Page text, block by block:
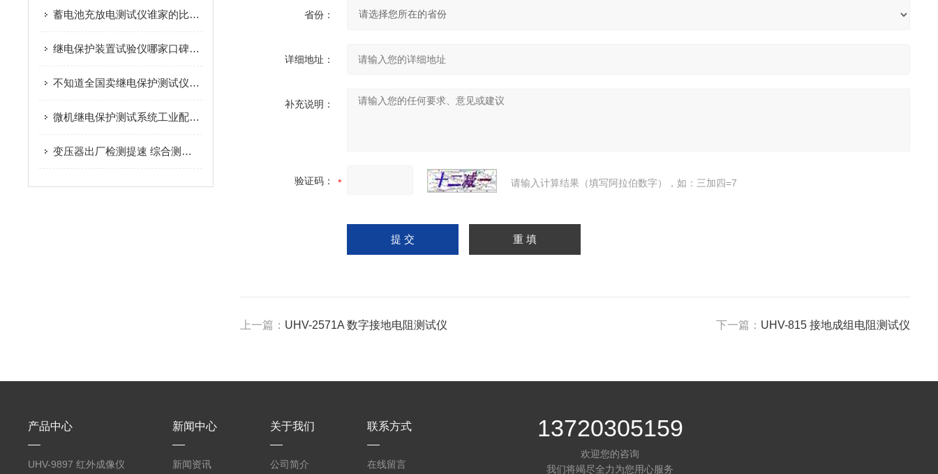
蓄电池充放电测试仪谁家的比较好：蓄电池充放电测试仪的品牌价值演进
继电保护装置试验仪哪家口碑好？化工企业选武汉特高压电力
不知道全国卖继电保护测试仪的厂家排名？看看这篇就明白了！
微机继电保护测试系统工业配电应用规范，选型与现场校准详解
变压器出厂检测提速 综合测试台一站式解决方案
省份：
详细地址：
补充说明：
验证码： 请输入计算结果（填写阿拉伯数字），如：三加四=7
上一篇： UHV-2571A 数字接地电阻测试仪 下一篇： UHV-815 接地成组电阻测试仪
产品中心
UHV-9897 红外成像仪
新闻中心
新闻资讯
关于我们
公司简介
联系方式
在线留言
13720305159
欢迎您的咨询
我们将竭尽全力为您用心服务